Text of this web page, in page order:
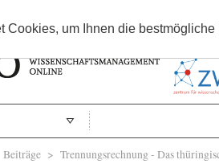
Cookies, um Ihnen die
Beiträge > Trennungsrechnung - Das